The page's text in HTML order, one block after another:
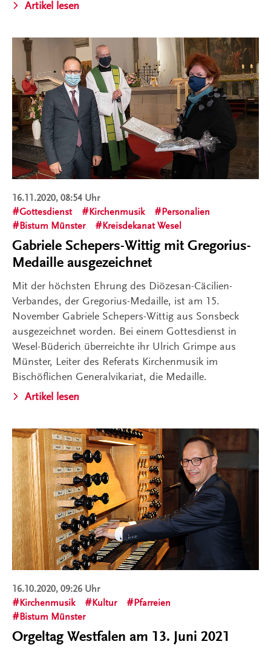
Artikel lesen
16.11.2020, 08:54 Uhr
Gottesdienst
Kirchenmusik
Personalien
Bistum Münster
Kreisdekanat Wesel
Gabriele Schepers-Wittig mit Gregorius-
Medaille ausgezeichnet
Mit der höchsten Ehrung des Diözesan-Cäcilien-
Verbandes, der Gregorius-Medaille, ist am 15.
November Gabriele Schepers-Wittig aus Sonsbeck
ausgezeichnet worden. Bei einem Gottesdienst in
Wesel-Büderich überreichte ihr Ulrich Grimpe aus
Münster, Leiter des Referats Kirchenmusik im
Bischöflichen Generalvikariat, die Medaille.
Artikel lesen
16.10.2020, 09:26 Uhr
Kirchenmusik
Kultur
Pfarreien
Bistum Münster
Orgeltag Westfalen am 13. Juni 2021